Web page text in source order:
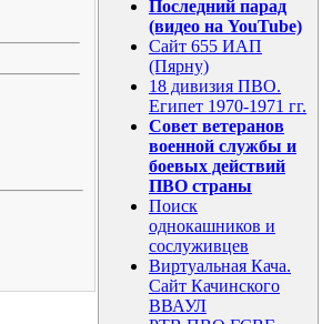
Последний парад
(видео на YouTube)
Сайт 655 ИАП
(Пярну)
18 дивизия ПВО.
Египет 1970-1971 гг.
Совет ветеранов
военной службы и
боевых действий
ПВО страны
Поиск
однокашников и
сослуживцев
Виртуальная Кача.
Сайт Качинского
ВВАУЛ